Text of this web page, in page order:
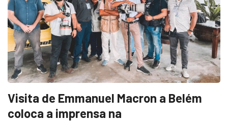
Visita de Emmanuel Macron a Belém
coloca a imprensa na